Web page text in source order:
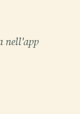
nell'app